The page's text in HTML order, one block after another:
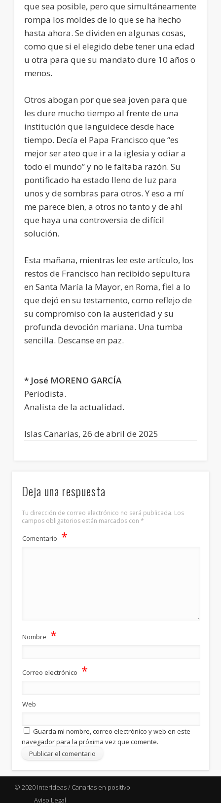
que sea posible, pero que simultáneamente
rompa los moldes de lo que se ha hecho
hasta ahora. Se dividen en algunas cosas,
como que si el elegido debe tener una edad
u otra para que su mandato dure 10 años o
menos.
Otros abogan por que sea joven para que
les dure mucho tiempo al frente de una
institución que languidece desde hace
tiempo. Decía el Papa Francisco que “es
mejor ser ateo que ir a la iglesia y odiar a
todo el mundo” y no le faltaba razón. Su
pontificado ha estado lleno de luz para
unos y de sombras para otros. Y eso a mí
me parece bien, a otros no tanto y de ahí
que haya una controversia de difícil
solución.
Esta mañana, mientras lee este artículo, los
restos de Francisco han recibido sepultura
en Santa María la Mayor, en Roma, fiel a lo
que dejó en su testamento, como reflejo de
su compromiso con la austeridad y su
profunda devoción mariana. Una tumba
sencilla. Descanse en paz.
* José MORENO GARCÍA
Periodista.
Analista de la actualidad.
Islas Canarias, 26 de abril de 2025
Deja una respuesta
Tu dirección de correo electrónico no será publicada. Los
campos obligatorios están marcados con*
Comentario *
Nombre *
Correo electrónico *
Web
Guarda mi nombre, correo electrónico y web en este
navegador para la próxima vez que comente.
© 2020 Interideas / Canarias en positivo
Aviso Legal